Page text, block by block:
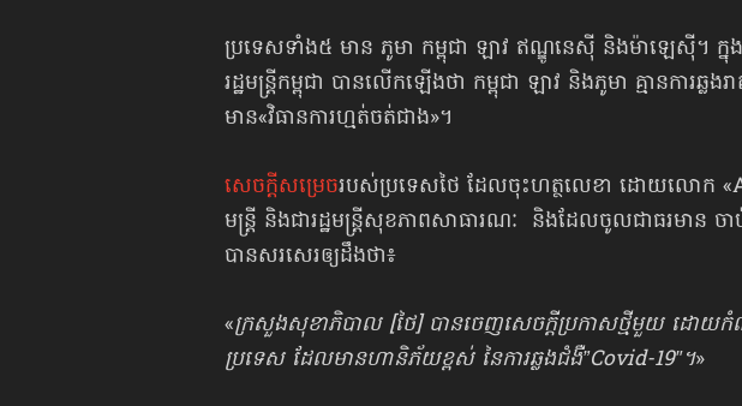
ប្រទេសទាំង៥ មាន ភូមា កម្ពុជា ឡាវ ឥណ្ឌូនេស៊ី និងម៉ាឡេស៊ី។
រដ្ឋមន្ត្រីកម្ពុជា បានលើកឡើងថា កម្ពុជា ឡាវ និងភូមា គ្មានការឆ្លង
មាន«វិធានការហ្មត់ចត់ជាង»។
សេចក្ដីសម្រេចរបស់ប្រទេសថៃ ដែលចុះហត្ថលេខា ដោយលោក
មន្ត្រី និងជារដ្ឋមន្ត្រីសុខភាពសាធារណៈ និងដែលចូលជាធរមាន ច
បានសរសេរឲ្យដឹងថា៖
«ក្រសួងសុខាភិបាល [ថៃ] បានចេញសេចក្តីប្រកាសថ្មីមួយ ដោយកំ
ប្រទេស ដែល​មាន​ហានិភ័យ​ខ្ពស់ នៃការឆ្លងជំងឺ”Covid-19″។»